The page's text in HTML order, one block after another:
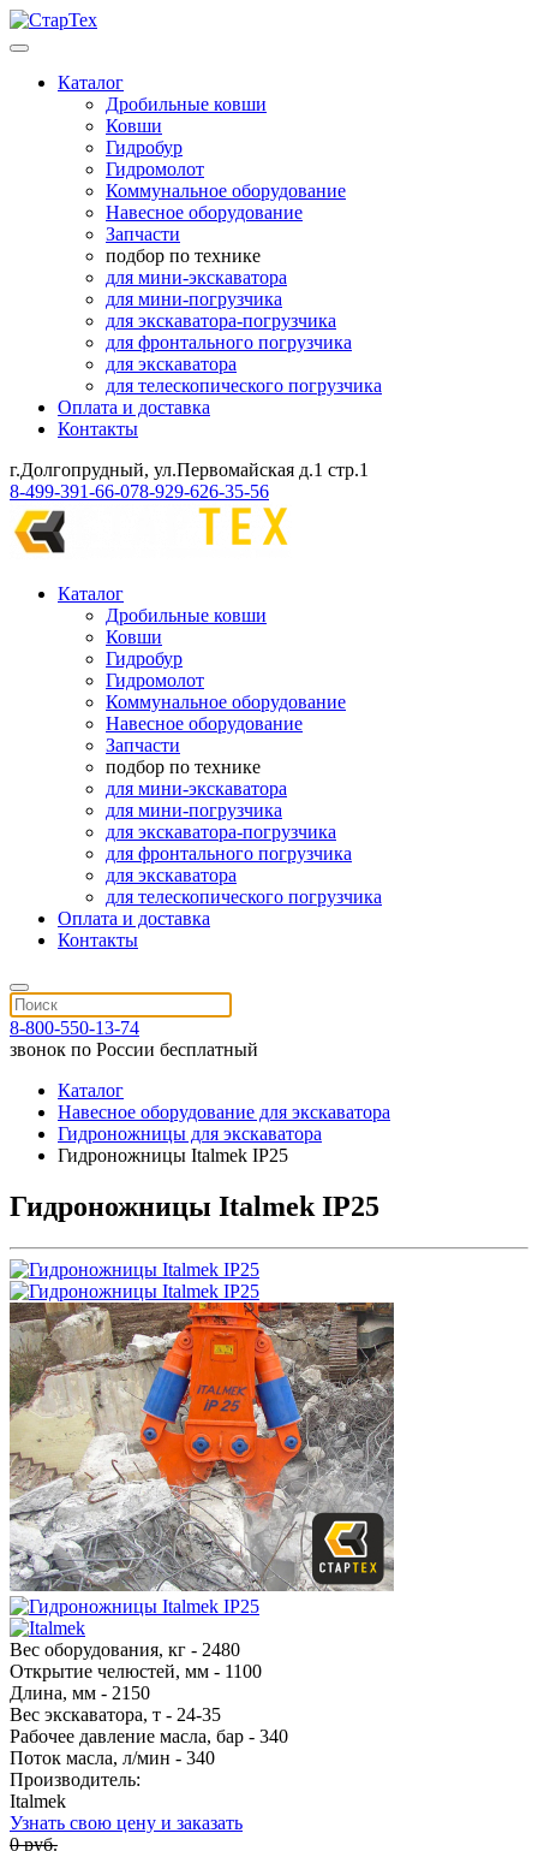
Каталог
Дробильные ковши
Ковши
Гидробур
Гидромолот
Коммунальное оборудование
Навесное оборудование
Запчасти
подбор по технике
для мини-экскаватора
для мини-погрузчика
для экскаватора-погрузчика
для фронтального погрузчика
для экскаватора
для телескопического погрузчика
Оплата и доставка
Контакты
г.Долгопрудный, ул.Первомайская д.1 стр.1
8-499-391-66-078-929-626-35-56
Каталог
Дробильные ковши
Ковши
Гидробур
Гидромолот
Коммунальное оборудование
Навесное оборудование
Запчасти
подбор по технике
для мини-экскаватора
для мини-погрузчика
для экскаватора-погрузчика
для фронтального погрузчика
для экскаватора
для телескопического погрузчика
Оплата и доставка
Контакты
8-800-550-13-74
звонок по России бесплатный
Каталог
Навесное оборудование для экскаватора
Гидроножницы для экскаватора
Гидроножницы Italmek IP25
Гидроножницы Italmek IP25
Вес оборудования, кг - 2480
Открытие челюстей, мм - 1100
Длина, мм - 2150
Вес экскаватора, т - 24-35
Рабочее давление масла, бар - 340
Поток масла, л/мин - 340
Производитель:
Italmek
Узнать свою цену и заказать
0 руб.